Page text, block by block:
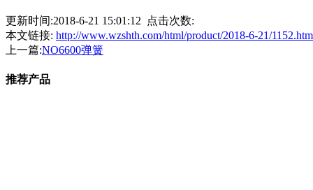
更新时间:2018-6-21 15:01:12 点击次数:
本文链接: http://www.wzshth.com/html/product/2018-6-21/
上一篇:NO6600弹簧
推荐产品